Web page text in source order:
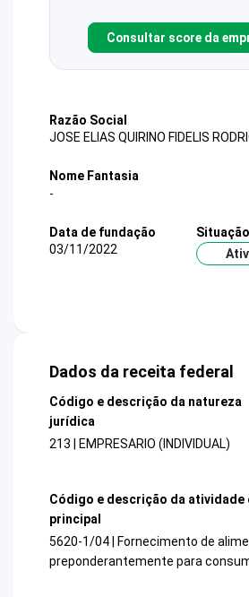
Consultar score da
Razão Social
JOSE ELIAS QUIRINO FIDELIS
Nome Fantasia
-
Data de fundação
03/11/2022
Dados da receita federal
Código e descrição da natureza
jurídica
213 | EMPRESARIO (INDIVIDUAL)
Código e descrição da atividade
principal
5620-1/04 | Fornecimento de
preponderantemente para